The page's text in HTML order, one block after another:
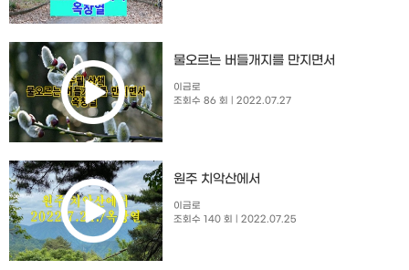
물오르는 버들개지를 만지면서
이금로
조회수 86 회
| 2022.07.27
원주 치악산에서
이금로
조회수 140 회
| 2022.07.25